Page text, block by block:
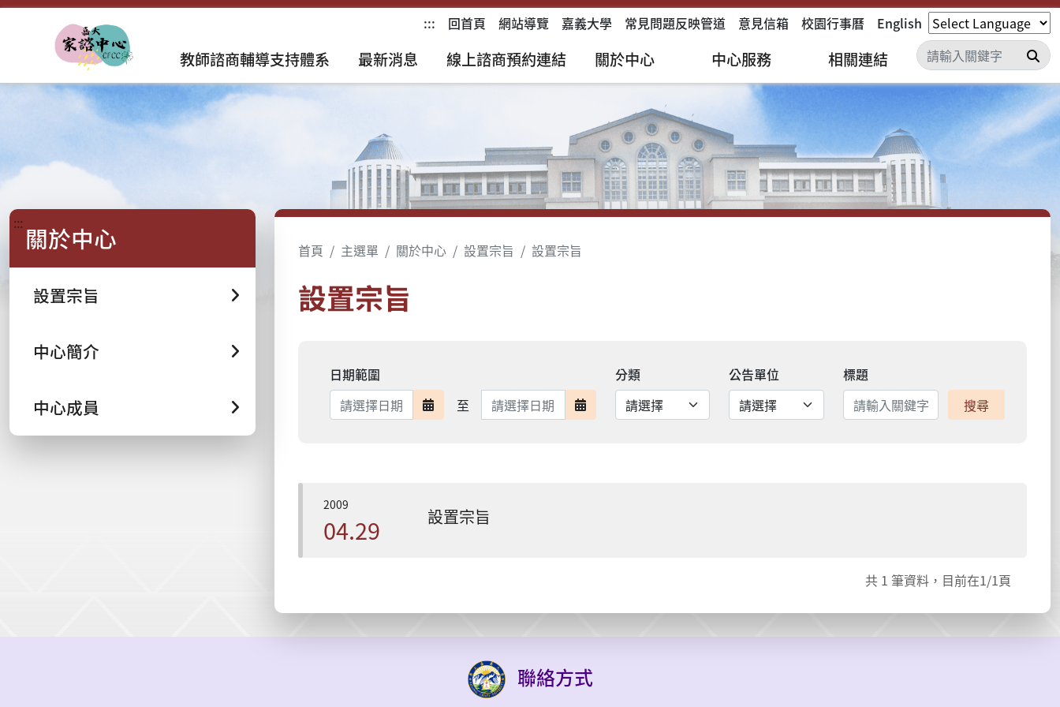
::: 回首頁 網站導覽 嘉義大學 常見問題反映管道 意見信箱 校園行事曆 English
教師諮商輔導支持體系 最新消息 線上諮商預約連結 關於中心 中心服務 相關連結 搜
::: 關於中心
設置宗旨
中心簡介
中心成員
首頁 主選單 關於中心 設置宗旨 設置宗旨
設置宗旨
日期範圍
日期範圍開始
至 日期範圍結束 日期範圍結束
分類 公告單位
標題
搜尋
2009
04.29 設置宗旨
共 1 筆資料，目前在1/1頁
聯絡方式